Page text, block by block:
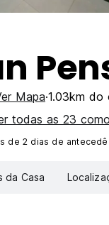
Mapa 1.03km do
todas as 23
de 2 dias de
da Casa